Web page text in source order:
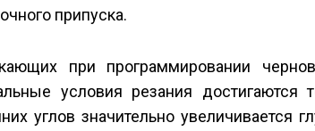
припуска.
при программировании
условия резания достигаются
углов значительно увеличивается